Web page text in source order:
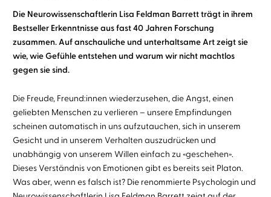
Die Neurowissenschaftlerin Lisa Feldman Barrett trägt in ihrem
Bestseller Erkenntnisse aus fast 40 Jahren Forschung
zusammen. Auf anschauliche und unterhaltsame Art zeigt sie
wie, wie Gefühle entstehen und warum wir nicht machtlos
gegen sie sind.
Die Freude, Freund:innen wiederzusehen, die Angst, einen
geliebten Menschen zu verlieren – unsere Empfindungen
scheinen automatisch in uns aufzutauchen, sich in unserem
Gesicht und in unserem Verhalten auszudrücken und
unabhängig von unserem Willen einfach zu «geschehen».
Dieses Verständnis von Emotionen gibt es bereits seit Platon.
Was aber, wenn es falsch ist? Die renommierte Psychologin und